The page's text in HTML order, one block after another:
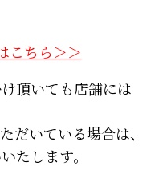
こちら＞＞
頂いても店舗には
だいている場合は、
たします。